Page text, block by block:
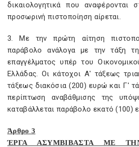
δικαιολογητικά που
προσωρινή πιστοποίηση αίρεται.
3. Με την πρώτη αίτηση
παράβολο ανάλογα με την τάξη
επαγγέλματος υπέρ του
Ελλάδας. Οι κάτοχοι Α' τάξεως
τάξεως διακόσια (200) ευρώ και Γ'
περίπτωση αναβάθμισης της
καταβάλλεται παράβολο εκατό (100)
Άρθρο 3
ΈΡΓΑ ΑΣΥΜΒΙΒΑΣΤΑ ΜΕ